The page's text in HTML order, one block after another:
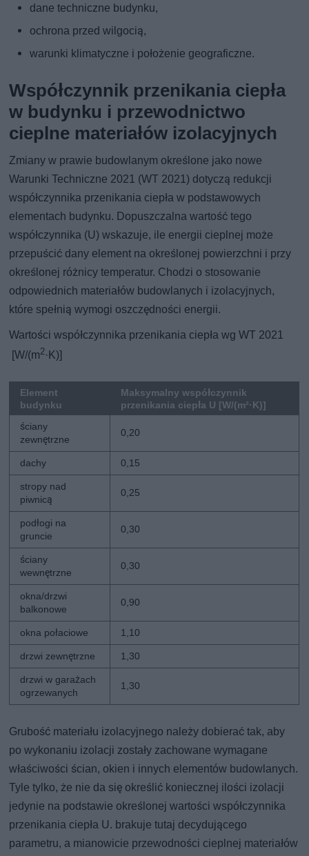
dane techniczne budynku,
ochrona przed wilgocią,
warunki klimatyczne i położenie geograficzne.
Współczynnik przenikania ciepła
w budynku i przewodnictwo
cieplne materiałów izolacyjnych
Zmiany w prawie budowlanym określone jako nowe
Warunki Techniczne 2021 (WT 2021) dotyczą redukcji
współczynnika przenikania ciepła w podstawowych
elementach budynku. Dopuszczalna wartość tego
współczynnika (U) wskazuje, ile energii cieplnej może
przepuścić dany element na określonej powierzchni i przy
określonej różnicy temperatur. Chodzi o stosowanie
odpowiednich materiałów budowlanych i izolacyjnych,
które spełnią wymogi oszczędności energii.
Wartości współczynnika przenikania ciepła wg WT 2021
[W/(m2·K)]
Element
budynku
Maksymalny współczynnik
przenikania ciepła U [W/(m²·K)]
ściany
zewnętrzne
0,20
dachy 0,15
stropy nad
piwnicą
0,25
podłogi na
gruncie
0,30
ściany
wewnętrzne
0,30
okna/drzwi
balkonowe
0,90
okna połaciowe 1,10
drzwi zewnętrzne 1,30
drzwi w garażach
ogrzewanych
1,30
Grubość materiału izolacyjnego należy dobierać tak, aby
po wykonaniu izolacji zostały zachowane wymagane
właściwości ścian, okien i innych elementów budowlanych.
Tyle tylko, że nie da się określić koniecznej ilości izolacji
jedynie na podstawie określonej wartości współczynnika
przenikania ciepła U. brakuje tutaj decydującego
parametru, a mianowicie przewodności cieplnej materiałów